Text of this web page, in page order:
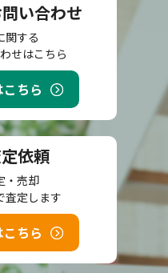
い合わせ
関する
せはこちら
ちら
依頼
・売却
査定します
ちら